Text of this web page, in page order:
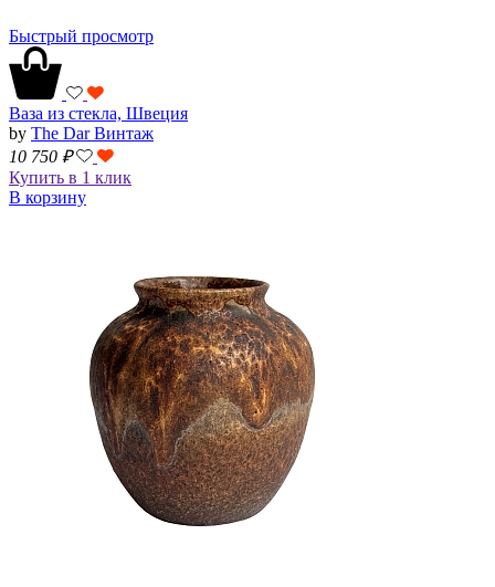
Быстрый просмотр
Ваза из стекла, Швеция
by The Dar Винтаж
10 750 ₽
Купить в 1 клик
В корзину